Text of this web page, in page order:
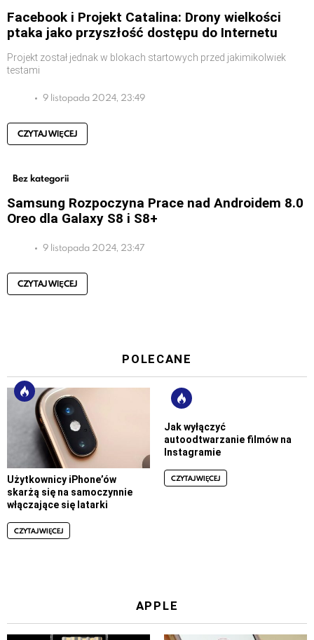
Facebook i Projekt Catalina: Drony wielkości
ptaka jako przyszłość dostępu do Internetu
Projekt został jednak w blokach startowych przed jakimikolwiek
testami
9 listopada 2024, 23:49
CZYTAJ WIĘCEJ
Bez kategorii
Samsung Rozpoczyna Prace nad Androidem 8.0
Oreo dla Galaxy S8 i S8+
9 listopada 2024, 23:47
CZYTAJ WIĘCEJ
POLECANE
Użytkownicy iPhone’ów
skarżą się na samoczynnie
włączające się latarki
CZYTAJ WIĘCEJ
Jak wyłączyć
autoodtwarzanie filmów na
Instagramie
CZYTAJ WIĘCEJ
APPLE